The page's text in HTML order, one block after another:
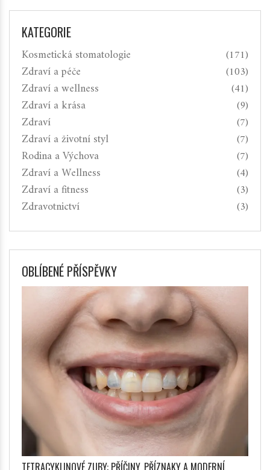
KATEGORIE
Kosmetická stomatologie (171)
Zdraví a péče (103)
Zdraví a wellness (41)
Zdraví a krása (9)
Zdraví (7)
Zdraví a životní styl (7)
Rodina a Výchova (7)
Zdraví a Wellness (4)
Zdraví a fitness (3)
Zdravotnictví (3)
OBLÍBENÉ PŘÍSPĚVKY